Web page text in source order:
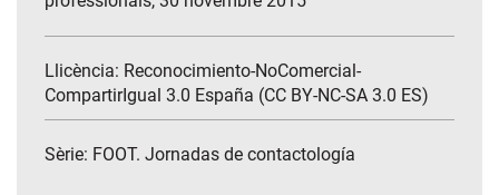
Llicència: Reconocimiento-NoComercial-
CompartirIgual 3.0 España (CC BY-NC-SA 3.0 ES)
Sèrie: FOOT. Jornadas de contactología